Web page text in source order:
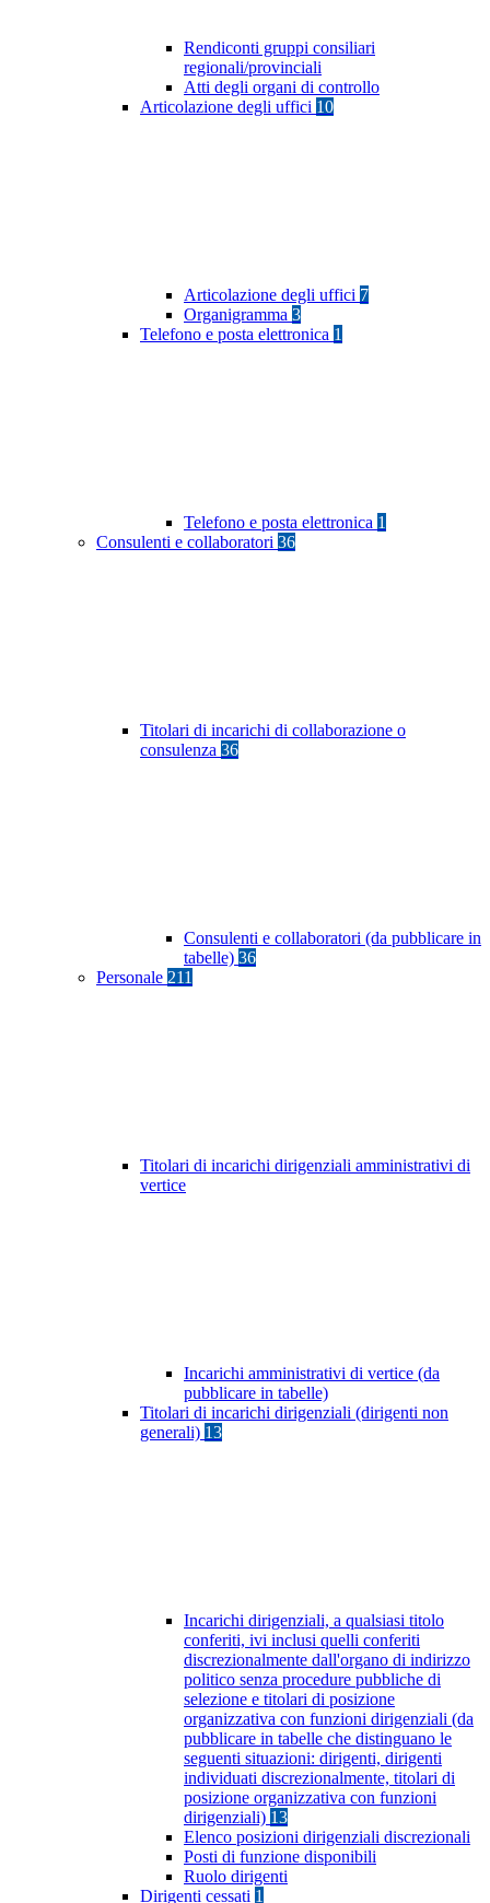
Rendiconti gruppi consiliari
regionali/provinciali
Atti degli organi di controllo
Articolazione degli uffici 10
Articolazione degli uffici 7
Organigramma 3
Telefono e posta elettronica 1
Telefono e posta elettronica 1
Consulenti e collaboratori 36
Titolari di incarichi di collaborazione o
consulenza 36
Consulenti e collaboratori (da pubblicare in
tabelle) 36
Personale 211
Titolari di incarichi dirigenziali amministrativi di
vertice
Incarichi amministrativi di vertice (da
pubblicare in tabelle)
Titolari di incarichi dirigenziali (dirigenti non
generali) 13
Incarichi dirigenziali, a qualsiasi titolo
conferiti, ivi inclusi quelli conferiti
discrezionalmente dall'organo di indirizzo
politico senza procedure pubbliche di
selezione e titolari di posizione
organizzativa con funzioni dirigenziali (da
pubblicare in tabelle che distinguano le
seguenti situazioni: dirigenti, dirigenti
individuati discrezionalmente, titolari di
posizione organizzativa con funzioni
dirigenziali) 13
Elenco posizioni dirigenziali discrezionali
Posti di funzione disponibili
Ruolo dirigenti
Dirigenti cessati 1